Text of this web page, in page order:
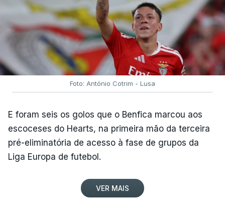
Foto: António Cotrim - Lusa
E foram seis os golos que o Benfica marcou aos
escoceses do Hearts, na primeira mão da terceira
pré-eliminatória de acesso à fase de grupos da
Liga Europa de futebol.
VER MAIS